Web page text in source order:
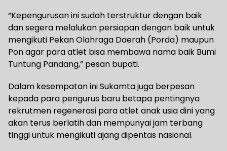
“Kepengurusan ini sudah terstruktur dengan baik
dan segera melalukan persiapan dengan baik untuk
mengikuti Pekan Olahraga Daerah (Porda) maupun
Pon agar para atlet bisa membawa nama baik Bumi
Tuntung Pandang,” pesan bupati.
Dalam kesempatan ini Sukamta juga berpesan
kepada para pengurus baru betapa pentingnya
rekrutmen regenerasi para atlet anak usia dini yang
akan terus berlatih dan mempunyai jam terbang
tinggi untuk mengikuti ajang dipentas nasional.